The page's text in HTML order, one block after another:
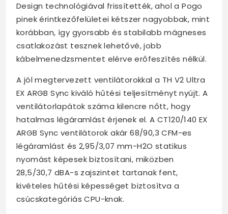
Design technológiával frissítették, ahol a Pogo
pinek érintkezőfelületei kétszer nagyobbak, mint
korábban, így gyorsabb és stabilabb mágneses
csatlakozást tesznek lehetővé, jobb
kábelmenedzsmentet elérve erőfeszítés nélkül.
A jól megtervezett ventilátorokkal a TH V2 Ultra
EX ARGB Sync kiváló hűtési teljesítményt nyújt. A
ventilátorlapátok száma kilencre nőtt, hogy
hatalmas légáramlást érjenek el. A CT120/140 EX
ARGB Sync ventilátorok akár 68/90,3 CFM-es
légáramlást és 2,95/3,07 mm-H2O statikus
nyomást képesek biztosítani, miközben
28,5/30,7 dBA-s zajszintet tartanak fent,
kivételes hűtési képességet biztosítva a
csúcskategóriás CPU-knak.